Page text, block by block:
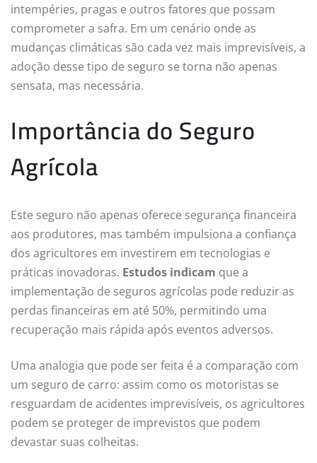
intempéries, pragas e outros fatores que possam
comprometer a safra. Em um cenário onde as
mudanças climáticas são cada vez mais imprevisíveis, a
adoção desse tipo de seguro se torna não apenas
sensata, mas necessária.
Importância do Seguro
Agrícola
Este seguro não apenas oferece segurança financeira
aos produtores, mas também impulsiona a confiança
dos agricultores em investirem em tecnologias e
práticas inovadoras. Estudos indicam que a
implementação de seguros agrícolas pode reduzir as
perdas financeiras em até 50%, permitindo uma
recuperação mais rápida após eventos adversos.
Uma analogia que pode ser feita é a comparação com
um seguro de carro: assim como os motoristas se
resguardam de acidentes imprevisíveis, os agricultores
podem se proteger de imprevistos que podem
devastar suas colheitas.